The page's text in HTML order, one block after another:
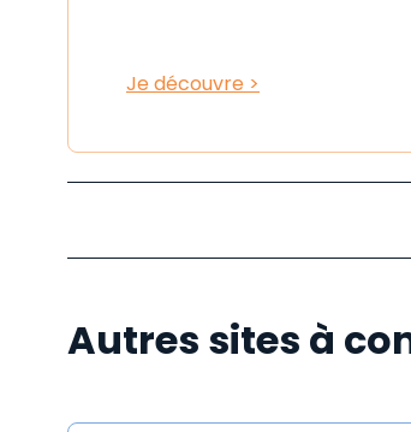
Je découvre >
Autres sites à